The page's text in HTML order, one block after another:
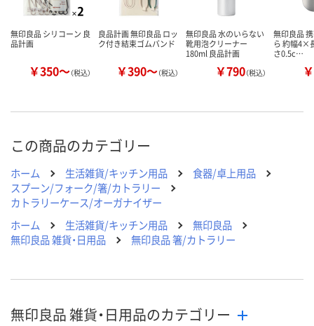
無印良品 シリコーン 良
品計画
￥350～（税込）
良品計画 無印良品 ロッ
ク付き結束ゴムバンド
￥390～（税込）
無印良品 水のいらない
靴用泡クリーナー
180ml 良品計画
￥790（税込）
無印良品
ら 約幅4×
さ0.5c…
この商品のカテゴリー
ホーム 生活雑貨/キッチン用品
食器/卓上用品
スプーン/フォーク/箸/カトラリー
カトラリーケース/オーガナイザー
ホーム
生活雑貨/キッチン用品
無印良品
無印良品 雑貨・日用品
無印良品 箸/カトラリー
無印良品 雑貨・日用品のカテゴリー